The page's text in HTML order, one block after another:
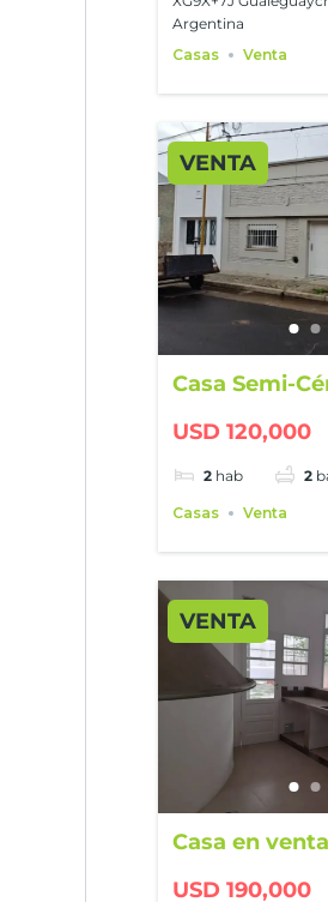
Argentina
Casas
Venta
VENTA
Casa Semi-
USD 120,000
2 hab 2
Casas Venta
VENTA
Casa en
USD 190,000